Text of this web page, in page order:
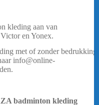
kleding aan van
en Yonex.
met of zonder bedrukking
info@online-
badminton kleding